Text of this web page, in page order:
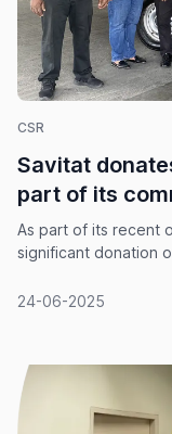
CSR
Savitat
part of its
As part of its recent
significant donation
24-06-2025